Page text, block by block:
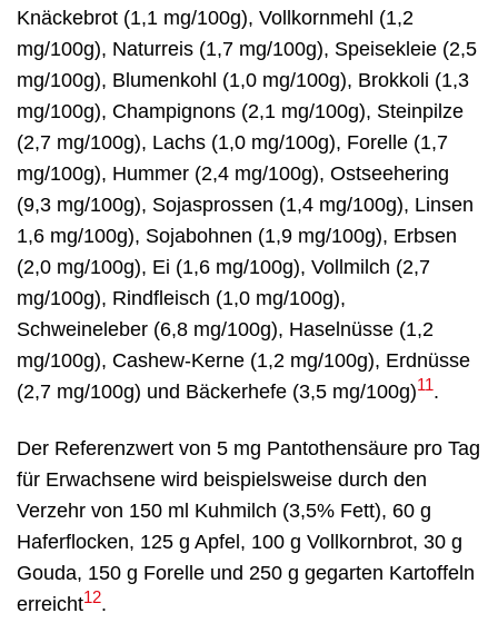
Knäckebrot (1,1 mg/100g), Vollkornmehl (1,2
mg/100g), Naturreis (1,7 mg/100g), Speisekleie (2,5
mg/100g), Blumenkohl (1,0 mg/100g), Brokkoli (1,3
mg/100g), Champignons (2,1 mg/100g), Steinpilze
(2,7 mg/100g), Lachs (1,0 mg/100g), Forelle (1,7
mg/100g), Hummer (2,4 mg/100g), Ostseehering
(9,3 mg/100g), Sojasprossen (1,4 mg/100g), Linsen
1,6 mg/100g), Sojabohnen (1,9 mg/100g), Erbsen
(2,0 mg/100g), Ei (1,6 mg/100g), Vollmilch (2,7
mg/100g), Rindfleisch (1,0 mg/100g),
Schweineleber (6,8 mg/100g), Haselnüsse (1,2
mg/100g), Cashew-Kerne (1,2 mg/100g), Erdnüsse
(2,7 mg/100g) und Bäckerhefe (3,5 mg/100g)11.
Der Referenzwert von 5 mg Pantothensäure pro Tag
für Erwachsene wird beispielsweise durch den
Verzehr von 150 ml Kuhmilch (3,5% Fett), 60 g
Haferflocken, 125 g Apfel, 100 g Vollkornbrot, 30 g
Gouda, 150 g Forelle und 250 g gegarten Kartoffeln
erreicht12.